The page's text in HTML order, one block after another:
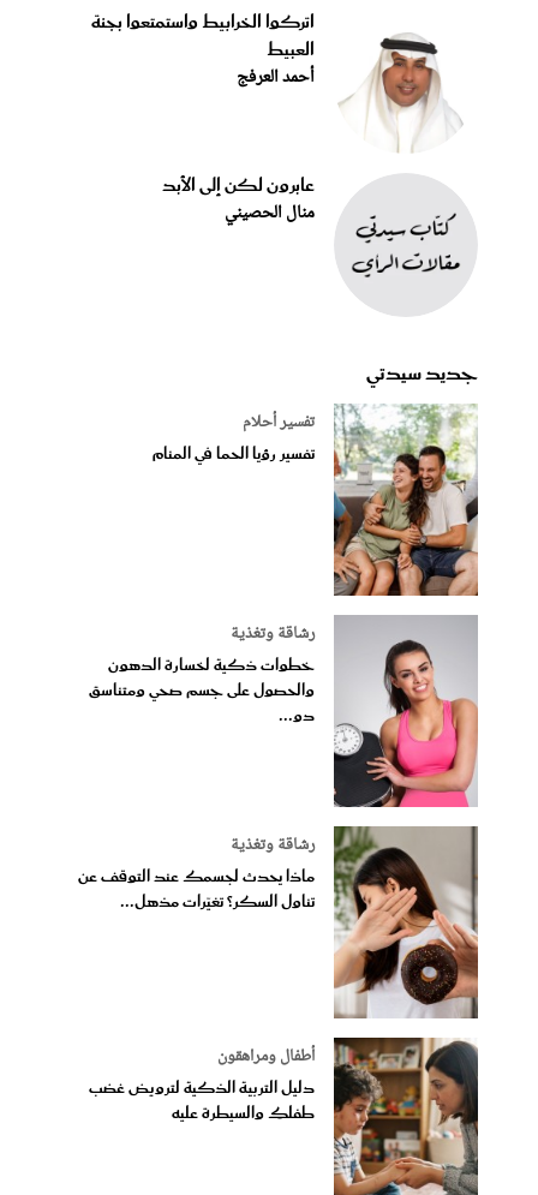
اتركوا الخرابيط واستمتعوا بجنة
العبيط
أحمد العرفج
عابرون لكن إلى الأبد
منال الحصيني
جديد سيدتي
تفسير أحلام
تفسير رؤيا الحما في المنام
رشاقة وتغذية
خطوات ذكية لخسارة الدهون
والحصول على جسم صحي ومتناسق
دو...
رشاقة وتغذية
ماذا يحدث لجسمك عند التوقف عن
تناول السكر؟ تغيّرات مذهل...
أطفال ومراهقون
دليل التربية الذكية لترويض غضب
طفلكِ والسيطرة عليه